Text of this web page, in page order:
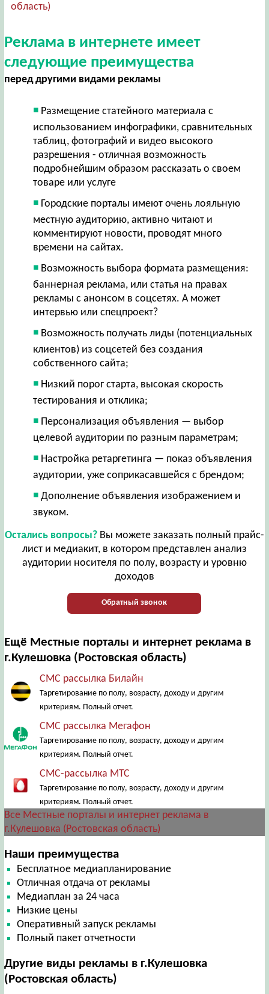
область)
Реклама в интернете имеет
следующие преимущества
перед другими видами рекламы
Размещение статейного материала с
использованием инфографики, сравнительных
таблиц, фотографий и видео высокого
разрешения - отличная возможность
подробнейшим образом рассказать о своем
товаре или услуге
Городские порталы имеют очень лояльную
местную аудиторию, активно читают и
комментируют новости, проводят много
времени на сайтах.
Возможность выбора формата размещения:
баннерная реклама, или статья на правах
рекламы с анонсом в соцсетях. А может
интервью или спецпроект?
Возможность получать лиды (потенциальных
клиентов) из соцсетей без создания
собственного сайта;
Низкий порог старта, высокая скорость
тестирования и отклика;
Персонализация объявления — выбор
целевой аудитории по разным параметрам;
Настройка ретаргетинга — показ объявления
аудитории, уже соприкасавшейся с брендом;
Дополнение объявления изображением и
звуком.
Остались вопросы?Вы можете заказать полный прайс-
лист и медиакит, в котором представлен анализ
аудитории носителя по полу, возрасту и уровню
доходов
Обратный звонок
Ещё Местные порталы и интернет реклама в
г.Кулешовка (Ростовская область)
СМС рассылка Билайн
Таргетирование по полу, возрасту, доходу и другим
критериям. Полный отчет.
СМС рассылка Мегафон
Таргетирование по полу, возрасту, доходу и другим
критериям. Полный отчет.
СМС-рассылка МТС
Таргетирование по полу, возрасту, доходу и другим
критериям. Полный отчет.
Все Местные порталы и интернет реклама в
г.Кулешовка (Ростовская область)
Наши преимущества
Бесплатное медиапланирование
Отличная отдача от рекламы
Медиаплан за 24 часа
Низкие цены
Оперативный запуск рекламы
Полный пакет отчетности
Другие виды рекламы в г.Кулешовка
(Ростовская область)